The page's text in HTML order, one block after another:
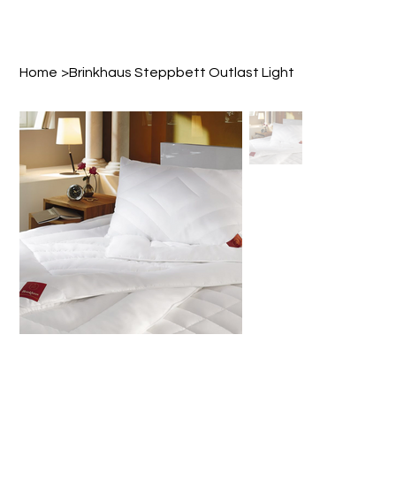
Home >Brinkhaus Steppbett Outlast Light